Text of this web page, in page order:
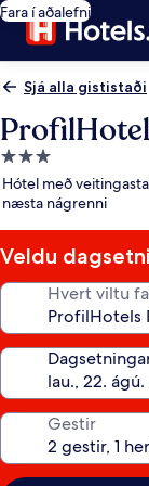
Fara í aðalefni
Sjá alla gististaði
3.0
stjörnu
gististaður
Hótel með
næsta nágrenni
Veldu
Hvert viltu
Gestir